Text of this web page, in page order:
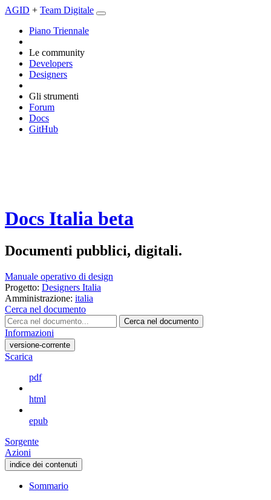
AGID + Team Digitale
Piano Triennale
Le community
Developers
Designers
Gli strumenti
Forum
Docs
GitHub
Docs Italia beta
Documenti pubblici, digitali.
Manuale operativo di design
Progetto: Designers Italia
Amministrazione: italia
Cerca nel documento
Cerca nel documento
Informazioni
versione-corrente
Scarica
pdf
html
epub
Sorgente
Azioni
indice dei contenuti
Sommario